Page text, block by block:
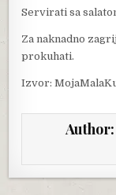
Servirati sa
Za naknadno
prokuhati.
Izvor:
Author: